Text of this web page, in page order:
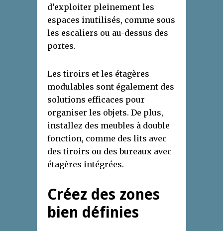
d’exploiter pleinement les
espaces inutilisés, comme sous
les escaliers ou au-dessus des
portes.
Les tiroirs et les étagères
modulables sont également des
solutions efficaces pour
organiser les objets. De plus,
installez des meubles à double
fonction, comme des lits avec
des tiroirs ou des bureaux avec
étagères intégrées.
Créez des zones
bien définies